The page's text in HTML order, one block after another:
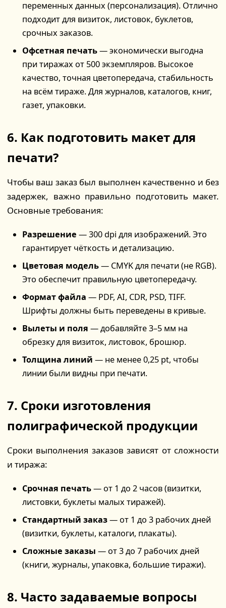
переменных данных (персонализация). Отлично
подходит для визиток, листовок, буклетов,
срочных заказов.
Офсетная печать— экономически выгодна
при тиражах от 500 экземпляров. Высокое
качество, точная цветопередача, стабильность
на всём тираже. Для журналов, каталогов, книг,
газет, упаковки.
6. Как подготовить макет для
печати?
Чтобы ваш заказ был выполнен качественно и без
задержек, важно правильно подготовить макет.
Основные требования:
Разрешение — 300 dpi для изображений. Это
гарантирует чёткость и детализацию.
Цветовая модель— CMYK для печати (не RGB).
Это обеспечит правильную цветопередачу.
Формат файла — PDF, AI, CDR, PSD, TIFF.
Шрифты должны быть переведены в кривые.
Вылеты и поля — добавляйте 3–5 мм на
обрезку для визиток, листовок, брошюр.
Толщина линий — не менее 0,25 pt, чтобы
линии были видны при печати.
7. Сроки изготовления
полиграфической продукции
Сроки выполнения заказов зависят от сложности
и тиража:
Срочная печать— от 1 до 2 часов (визитки,
листовки, буклеты малых тиражей).
Стандартный заказ— от 1 до 3 рабочих дней
(визитки, буклеты, каталоги, плакаты).
Сложные заказы — от 3 до 7 рабочих дней
(книги, журналы, упаковка, большие тиражи).
8. Часто задаваемые вопросы